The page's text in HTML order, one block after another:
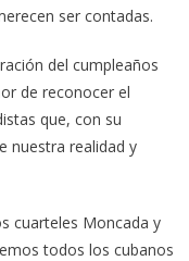
ser contadas.
del cumpleaños
de reconocer el
que, con su
nuestra realidad y
cuarteles Moncada y
todos los cubanos